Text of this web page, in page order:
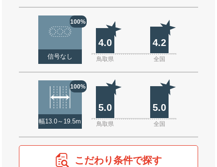
100%
信号なし
4.0 4.2
鳥取県 全国
100%
幅13.0～19.5m
5.0 5.0
鳥取県 全国
こだわり条件で探す